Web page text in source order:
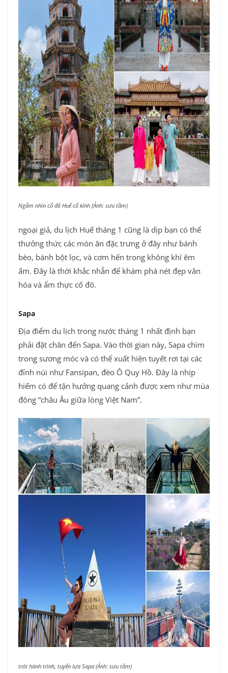
Ngắm nhìn cổ đô Huế cổ kính (Ảnh: sưu tầm)
ngoại giả, du lịch Huế tháng 1 cũng là dịp bạn có thể
thưởng thức các món ăn đặc trưng ở đây như bánh
bèo, bánh bột lọc, và cơm hến trong không khí êm
ấm. Đây là thời khắc nhẵn để khám phá nét đẹp văn
hóa và ẩm thực cố đô.
Sapa
Địa điểm du lịch trong nước tháng 1 nhất định bạn
phải đặt chân đến Sapa. Vào thời gian này, Sapa chìm
trong sương móc và có thể xuất hiện tuyết rơi tại các
đỉnh núi như Fansipan, đèo Ô Quy Hồ. Đây là nhịp
hiếm có để tận hưởng quang cảnh được xem như mùa
đông “châu Âu giữa lòng Việt Nam”.
trót hành trình, tuyển lựa Sapa (Ảnh: sưu tầm)